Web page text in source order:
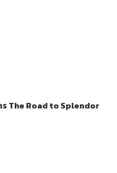
The Road to Splendor